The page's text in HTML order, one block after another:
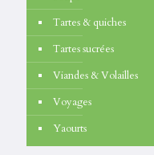
Tartes & quiches
Tartes sucrées
Viandes & Volailles
Voyages
Yaourts